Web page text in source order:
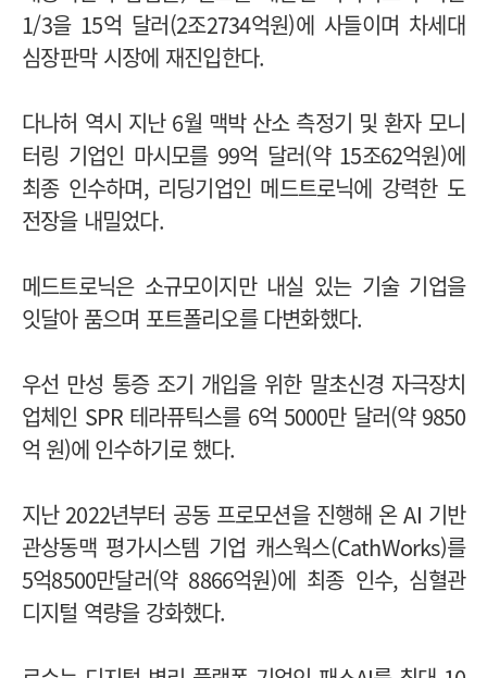
1/3을 15억 달러(2조2734억원)에 사들이며 차세대
심장판막 시장에 재진입한다.
다나허 역시 지난 6월 맥박 산소 측정기 및 환자 모니
터링 기업인 마시모를 99억 달러(약 15조62억원)에
최종 인수하며, 리딩기업인 메드트로닉에 강력한 도
전장을 내밀었다.
메드트로닉은 소규모이지만 내실 있는 기술 기업을
잇달아 품으며 포트폴리오를 다변화했다.
우선 만성 통증 조기 개입을 위한 말초신경 자극장치
업체인 SPR 테라퓨틱스를 6억 5000만 달러(약 9850
억 원)에 인수하기로 했다.
지난 2022년부터 공동 프로모션을 진행해 온 AI 기반
관상동맥 평가시스템 기업 캐스웍스(CathWorks)를
5억8500만달러(약 8866억원)에 최종 인수, 심혈관
디지털 역량을 강화했다.